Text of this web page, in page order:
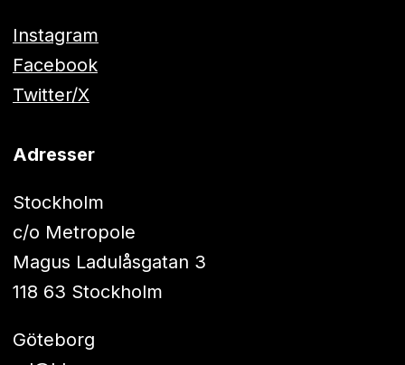
Instagram
Facebook
Twitter/X
Adresser
Stockholm
c/o Metropole
Magus Ladulåsgatan 3
118 63 Stockholm
Göteborg